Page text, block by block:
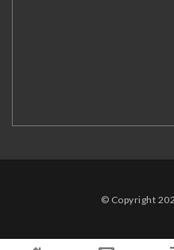
© Copyright